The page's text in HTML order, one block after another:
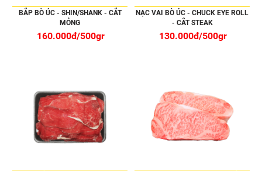
BẮP BÒ ÚC - SHIN/SHANK - CẮT
MỎNG
160.000đ/500gr
NẠC VAI BÒ ÚC - CHUCK EYE ROLL
- CẮT STEAK
130.000đ/500gr